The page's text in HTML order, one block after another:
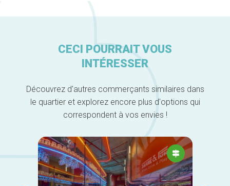
CECI POURRAIT VOUS
INTÉRESSER
Découvrez d'autres commerçants similaires dans
le quartier et explorez encore plus d'options qui
correspondent à vos envies !